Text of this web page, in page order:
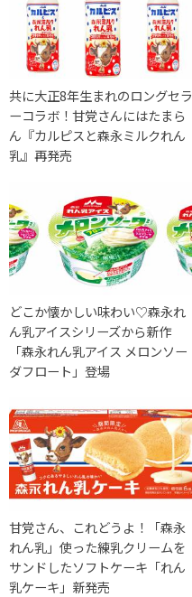
共に大正8年生まれのロングセラ
ーコラボ！甘党さんにはたまら
ん『カルピスと森永ミルクれん
乳』再発売
どこか懐かしい味わい♡森永れ
ん乳アイスシリーズから新作
「森永れん乳アイス メロンソー
ダフロート」登場
甘党さん、これどうよ！「森永
れん乳」使った練乳クリームを
サンドしたソフトケーキ「れん
乳ケーキ」新発売